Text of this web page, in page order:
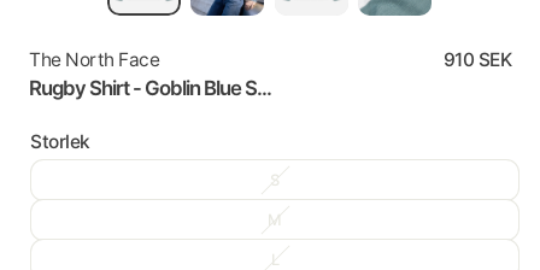
The North Face
Rugby Shirt - Goblin Blue S...
910 SEK
Storlek
S
M
L